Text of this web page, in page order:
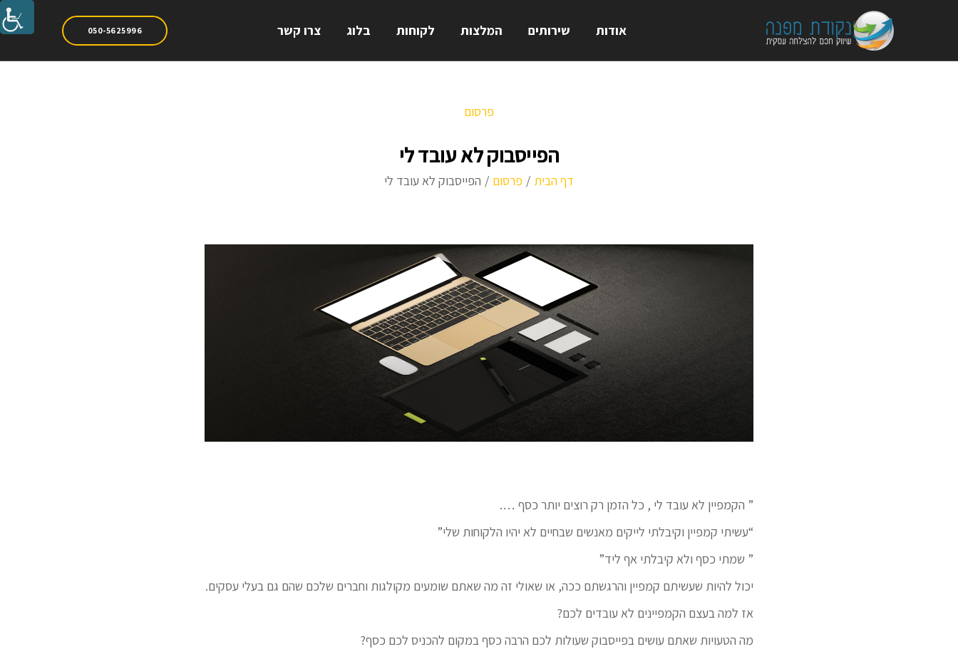
content
אודות שירותים המלצות לקוחות בלוג צרו קשר 050-5625996
פרסום
הפייסבוק לא עובד לי
דף הבית / פרסום / הפייסבוק לא עובד לי
” הקמפיין לא עובד לי , כל הזמן רק רוצים יותר כסף ….
“עשיתי קמפיין וקיבלתי לייקים מאנשים שבחיים לא יהיו הלקוחות שלי”
” שמתי כסף ולא קיבלתי אף ליד”
יכול להיות שעשיתם קמפיין והרגשתם ככה, או שאולי זה מה שאתם שומעים מקולגות וחברים שלכם שהם גם בעלי עסקים.
אז למה בעצם הקמפיינים לא עובדים לכם?
מה הטעויות שאתם עושים בפייסבוק שעולות לכם הרבה כסף במקום להכניס לכם כסף?